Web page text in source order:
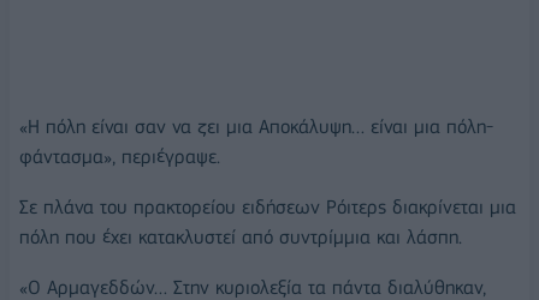
«Η πόλη είναι σαν να ζει μια Αποκάλυψη… είναι μια πόλη-
φάντασμα», περιέγραψε.
Σε πλάνα του πρακτορείου ειδήσεων Ρόιτερς διακρίνεται μια
πόλη που έχει κατακλυστεί από συντρίμμια και λάσπη.
«Ο Αρμαγεδδών… Στην κυριολεξία τα πάντα διαλύθηκαν,